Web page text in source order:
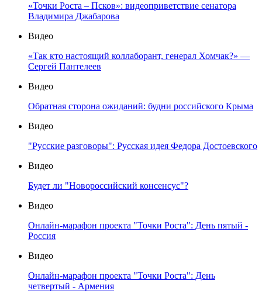
«Точки Роста – Псков»: видеоприветствие сенатора
Владимира Джабарова
Видео
«Так кто настоящий коллаборант, генерал Хомчак?» —
Сергей Пантелеев
Видео
Обратная сторона ожиданий: будни российского Крыма
Видео
"Русские разговоры": Русская идея Федора Достоевского
Видео
Будет ли "Новороссийский консенсус"?
Видео
Онлайн-марафон проекта "Точки Роста": День пятый -
Россия
Видео
Онлайн-марафон проекта "Точки Роста": День
четвертый - Армения